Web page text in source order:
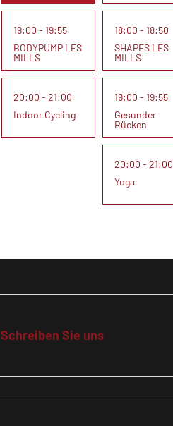
19:00 - 19:55
BODYPUMP LES
MILLS
20:00 - 21:00
Indoor Cycling
18:00 - 18:50
SHAPES LES
MILLS
19:00 - 19:55
Gesunder
Rücken
20:00 - 21:00
Yoga
Schreiben Sie uns